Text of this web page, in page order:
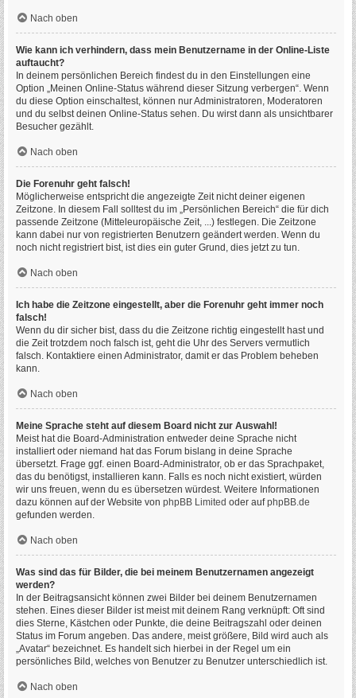
Nach oben
Wie kann ich verhindern, dass mein Benutzername in der Online-Liste
auftaucht?
In deinem persönlichen Bereich findest du in den Einstellungen eine
Option „Meinen Online-Status während dieser Sitzung verbergen“. Wenn
du diese Option einschaltest, können nur Administratoren, Moderatoren
und du selbst deinen Online-Status sehen. Du wirst dann als unsichtbarer
Besucher gezählt.
Nach oben
Die Forenuhr geht falsch!
Möglicherweise entspricht die angezeigte Zeit nicht deiner eigenen
Zeitzone. In diesem Fall solltest du im „Persönlichen Bereich“ die für dich
passende Zeitzone (Mitteleuropäische Zeit, ...) festlegen. Die Zeitzone
kann dabei nur von registrierten Benutzern geändert werden. Wenn du
noch nicht registriert bist, ist dies ein guter Grund, dies jetzt zu tun.
Nach oben
Ich habe die Zeitzone eingestellt, aber die Forenuhr geht immer noch
falsch!
Wenn du dir sicher bist, dass du die Zeitzone richtig eingestellt hast und
die Zeit trotzdem noch falsch ist, geht die Uhr des Servers vermutlich
falsch. Kontaktiere einen Administrator, damit er das Problem beheben
kann.
Nach oben
Meine Sprache steht auf diesem Board nicht zur Auswahl!
Meist hat die Board-Administration entweder deine Sprache nicht
installiert oder niemand hat das Forum bislang in deine Sprache
übersetzt. Frage ggf. einen Board-Administrator, ob er das Sprachpaket,
das du benötigst, installieren kann. Falls es noch nicht existiert, würden
wir uns freuen, wenn du es übersetzen würdest. Weitere Informationen
dazu können auf der Website von phpBB Limited oder aufphpBB.de
gefunden werden.
Nach oben
Was sind das für Bilder, die bei meinem Benutzernamen angezeigt
werden?
In der Beitragsansicht können zwei Bilder bei deinem Benutzernamen
stehen. Eines dieser Bilder ist meist mit deinem Rang verknüpft: Oft sind
dies Sterne, Kästchen oder Punkte, die deine Beitragszahl oder deinen
Status im Forum angeben. Das andere, meist größere, Bild wird auch als
„Avatar“ bezeichnet. Es handelt sich hierbei in der Regel um ein
persönliches Bild, welches von Benutzer zu Benutzer unterschiedlich ist.
Nach oben